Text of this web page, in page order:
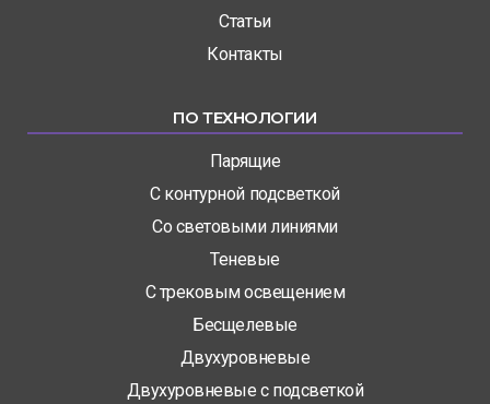
Статьи
Контакты
ПО ТЕХНОЛОГИИ
Парящие
С контурной подсветкой
Со световыми линиями
Теневые
С трековым освещением
Бесщелевые
Двухуровневые
Двухуровневые с подсветкой